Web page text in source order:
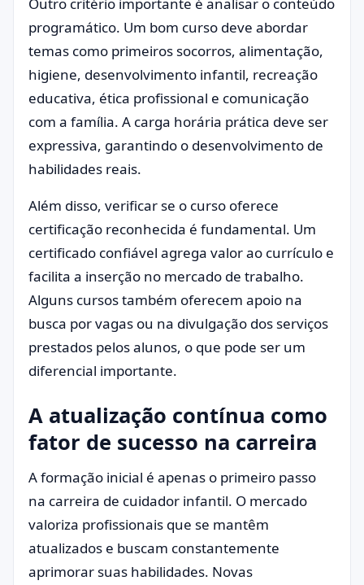
programático. Um bom curso deve abordar
temas como primeiros socorros, alimentação,
higiene, desenvolvimento infantil, recreação
educativa, ética profissional e comunicação
com a família. A carga horária prática deve ser
expressiva, garantindo o desenvolvimento de
habilidades reais.
Além disso, verificar se o curso oferece
certificação reconhecida é fundamental. Um
certificado confiável agrega valor ao currículo e
facilita a inserção no mercado de trabalho.
Alguns cursos também oferecem apoio na
busca por vagas ou na divulgação dos serviços
prestados pelos alunos, o que pode ser um
diferencial importante.
A atualização contínua como
fator de sucesso na carreira
A formação inicial é apenas o primeiro passo
na carreira de cuidador infantil. O mercado
valoriza profissionais que se mantêm
atualizados e buscam constantemente
aprimorar suas habilidades. Novas